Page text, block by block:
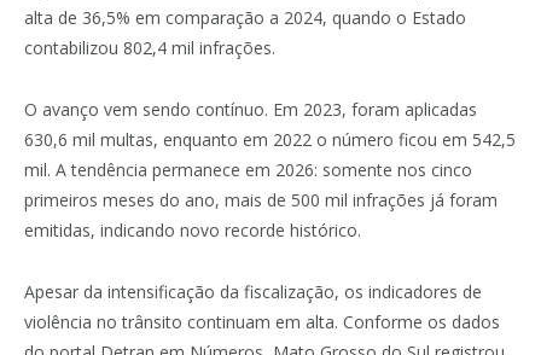
alta de 36,5% em comparação a 2024, quando o Estado
contabilizou 802,4 mil infrações.
O avanço vem sendo contínuo. Em 2023, foram aplicadas
630,6 mil multas, enquanto em 2022 o número ficou em 542,5
mil. A tendência permanece em 2026: somente nos cinco
primeiros meses do ano, mais de 500 mil infrações já foram
emitidas, indicando novo recorde histórico.
Apesar da intensificação da fiscalização, os indicadores de
violência no trânsito continuam em alta. Conforme os dados